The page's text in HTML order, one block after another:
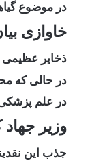
در موضوع
خاوازی
ذخایر عظیمی
در حالی که
در علم پزشکی
وزیر
جذب این